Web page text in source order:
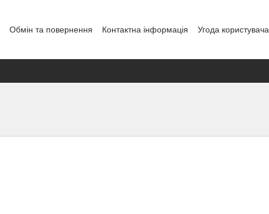
Обмін та повернення Контактна інформація
Угода користувача